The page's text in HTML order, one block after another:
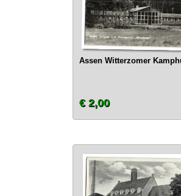
Assen Witterzomer
€ 2,00